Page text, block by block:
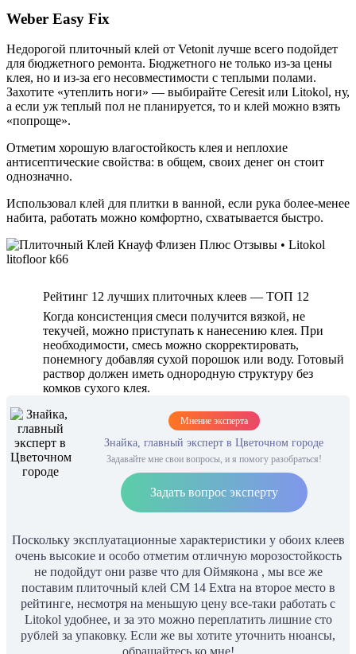
Weber Easy Fix
Недорогой плиточный клей от Vetonit лучше всего подойдет
для бюджетного ремонта. Бюджетного не только из-за цены
клея, но и из-за его несовместимости с теплыми полами.
Захотите «утеплить ноги» — выбирайте Ceresit или Litokol, ну,
а если уж теплый пол не планируется, то и клей можно взять
«попроще».
Отметим хорошую влагостойкость клея и неплохие
антисептические свойства: в общем, своих денег он стоит
однозначно.
Использовал клей для плитки в ванной, если рука более-менее
набита, работать можно комфортно, схватывается быстро.
Рейтинг 12 лучших плиточных клеев — ТОП 12
Когда консистенция смеси получится вязкой, не
текучей, можно приступать к нанесению клея. При
необходимости, смесь можно скорректировать,
понемногу добавляя сухой порошок или воду. Готовый
раствор должен иметь однородную структуру без
комков сухого клея.
Мнение эксперта
Знайка, главный эксперт в Цветочном городе
Задавайте мне свои вопросы, и я помогу разобраться!
Задать вопрос эксперту
Поскольку эксплуатационные характеристики у обоих клеев
очень высокие и особо отметим отличную морозостойкость
не подойдут они разве что для Оймякона , мы все же
поставим плиточный клей CM 14 Extra на второе место в
рейтинге, несмотря на меньшую цену все-таки работать с
Litokol удобнее, и за это можно переплатить лишние сто
рублей за упаковку. Если же вы хотите уточнить нюансы,